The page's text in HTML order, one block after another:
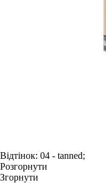
Відтінок: 04 - tanned;
Розгорнути
Згорнути